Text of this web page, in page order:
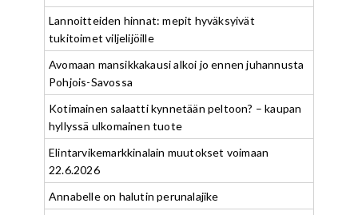
Lannoitteiden hinnat: mepit hyväksyivät
tukitoimet viljelijöille
Avomaan mansikkakausi alkoi jo ennen juhannusta
Pohjois-Savossa
Kotimainen salaatti kynnetään peltoon? – kaupan
hyllyssä ulkomainen tuote
Elintarvikemarkkinalain muutokset voimaan
22.6.2026
Annabelle on halutin perunalajike